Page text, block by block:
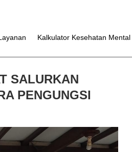
Kalkulator Kesehatan Mental
SALURKAN
PENGUNGSI